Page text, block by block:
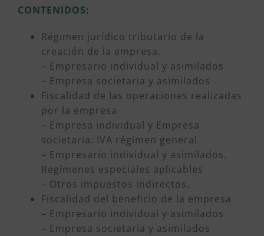
CONTENIDOS:
Régimen jurídico tributario de la
creación de la empresa.
– Empresario individual y asimilados
– Empresa societaria y asimilados
Fiscalidad de las operaciones realizadas
por la empresa
– Empresa individual y Empresa
societaria: IVA régimen general
– Empresario individual y asimilados.
Regímenes especiales aplicables
– Otros impuestos indirectos.
Fiscalidad del beneficio de la empresa
– Empresario individual y asimilados
– Empresa societaria y asimilados